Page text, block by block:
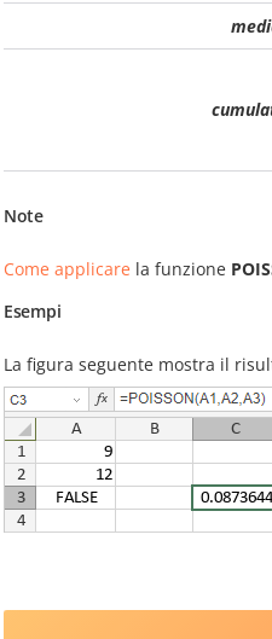
Note
Come applicare la funzione
Esempi
La figura seguente mostra il